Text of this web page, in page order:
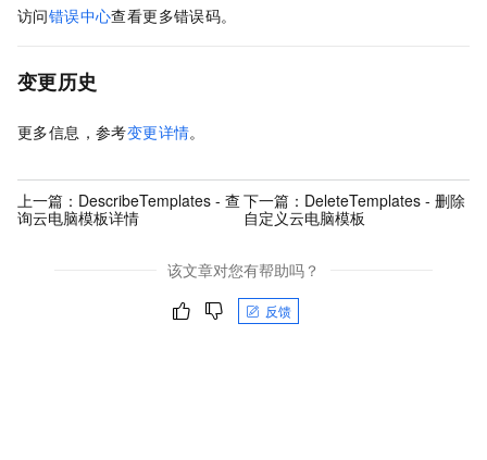
访问错误中心查看更多错误码。
变更历史
更多信息，参考变更详情。
上一篇： DescribeTemplates - 查
询云电脑模板详情
下一篇： DeleteTemplates - 删除
自定义云电脑模板
该文章对您有帮助吗？
反馈